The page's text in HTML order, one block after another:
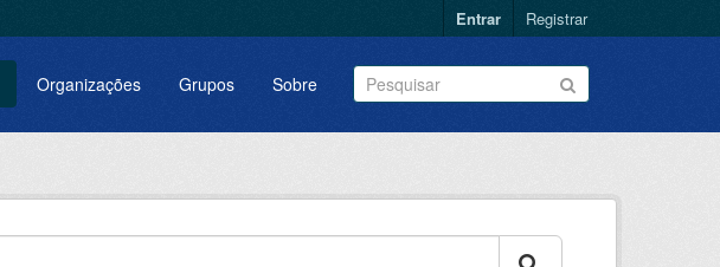
Entrar Registrar
Organizações Grupos Sobre